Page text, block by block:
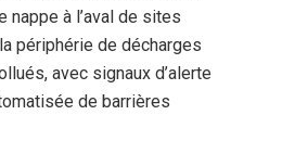
nappe à l’aval de sites
périphérie de décharges
avec signaux d’alerte
de barrières
Société